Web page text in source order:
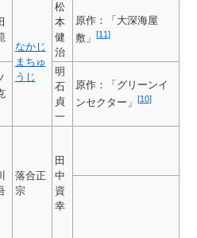
なかじ
まちゅ
うじ
松
本
健
治
原作：「大深海屋
敷」 [11]
明
石
貞
一
原作：「グリーンイ
ンセクター」 [10]
落合正
宗
田
中
資
幸